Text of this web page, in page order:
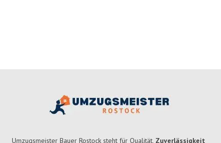
Umzugsmeister Bauer Rostock steht für Qualität, Zuverlässigkeit